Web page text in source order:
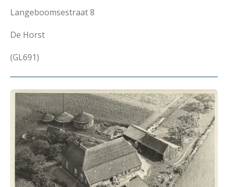
Langeboomsestraat 8
De Horst
(GL691)